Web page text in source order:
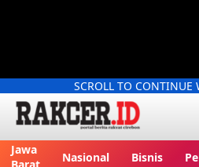
SCROLL TO CONTINUE
Jawa
Nasional Bisnis